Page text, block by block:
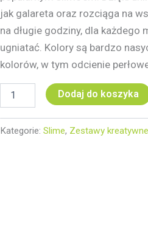
jak galareta oraz rozciąga na
na długie godziny, dla każdego
ugniatać. Kolory są bardzo
kolorów, w tym odcienie
Dodaj do koszyka
Kategorie: Slime, Zestawy kreatywne